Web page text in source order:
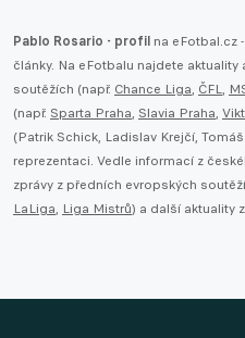
Pablo Rosario - profil na eFotbal.cz
články. Na eFotbalu najdete
soutěžích (např. Chance Liga, ČFL,
(např. Sparta Praha, Slavia Praha,
(Patrik Schick, Ladislav Krejčí,
reprezentaci. Vedle informací z
zprávy z předních evropských
LaLiga, Liga Mistrů) a další aktuality